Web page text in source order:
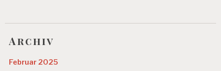
Archiv
Februar 2025